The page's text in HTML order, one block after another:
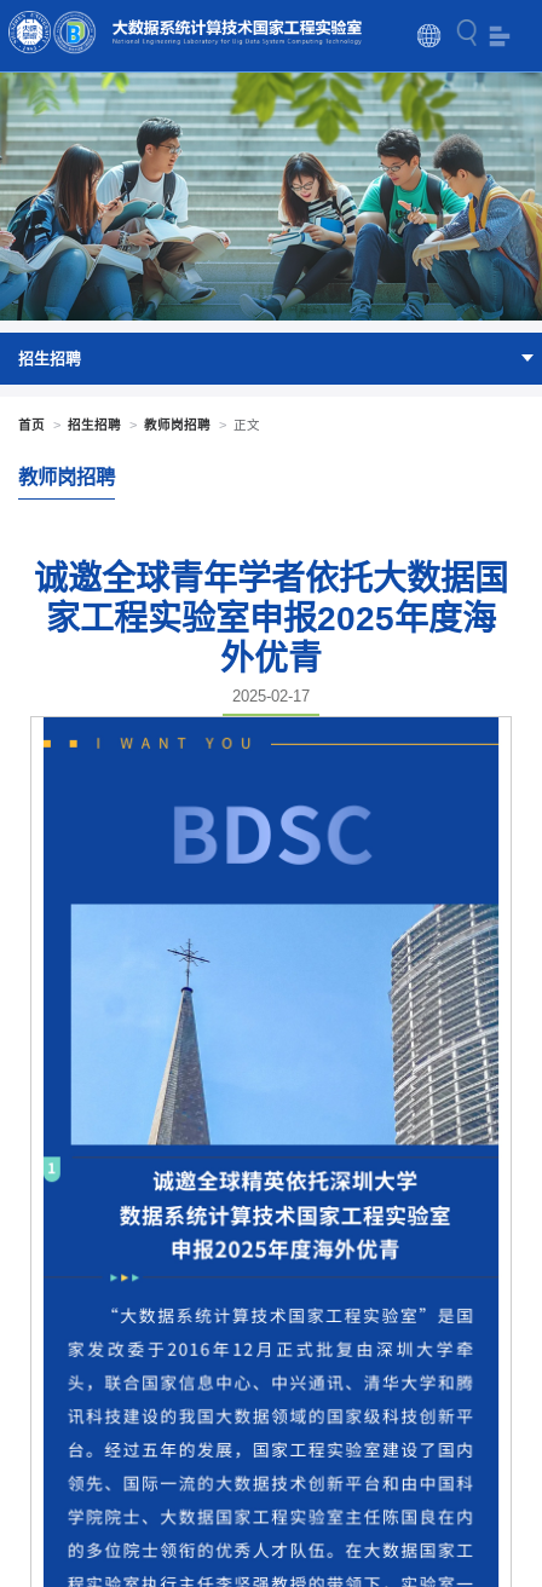
招生招聘
首页 > 招生招聘 > 教师岗招聘 > 正文
教师岗招聘
诚邀全球青年学者依托大数据国
家工程实验室申报2025年度海
外优青
2025-02-17